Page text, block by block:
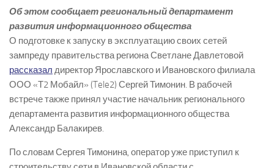
Об этом сообщает региональный департамент
развития информационного общества
О подготовке к запуску в эксплуатацию своих сетей
зампреду правительства региона Светлане Давлетовой
рассказал директор Ярославского и Ивановского филиала
ООО «Т2 Мобайл» (Tele2) Сергей Тимонин. В рабочей
встрече также принял участие начальник регионального
департамента развития информационного общества
Александр Балакирев.
По словам Сергея Тимонина, оператор уже приступил к